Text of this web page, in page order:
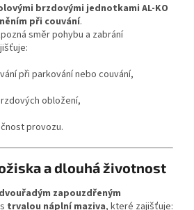
brzdovými jednotkami AL-KO
při couvání.
směr pohybu a zabrání
při parkování nebo couvání,
obložení,
provozu.
a dlouhá životnost
dvouřadým zapouzdřeným
s trvalou náplní maziva, které zajišťuje: